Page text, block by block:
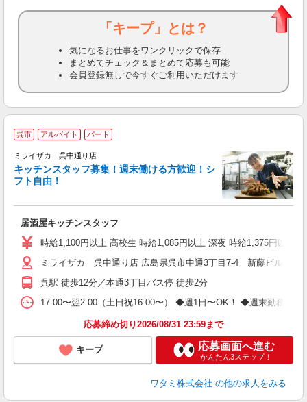
「キープ」とは？
気になるお仕事をワンクリックで保存
まとめてチェック＆まとめて応募も可能
会員登録無しで今すぐご利用いただけます
呉市 アルバイト パート
ミライザカ 呉中通り店
キッチンスタッフ募集！週末働ける方歓迎！シ
フト自由！
居酒屋キッチンスタッフ
時給1,100円以上 高校生 時給1,085円以上 深夜 時給1,375円以上
ミライザカ 呉中通り店 広島県呉市中通3丁目7-4 新藤ビル1，2
呉駅 徒歩12分／本通3丁目バス停 徒歩2分
17:00〜翌2:00（土日祝16:00〜） ◆週1日〜OK！ ◆週末勤務で
応募締め切り2026/08/31 23:59まで
キープ 応募画面へ進む
かんたん3ステップ！
ワタミ株式会社 の他の求人をみる